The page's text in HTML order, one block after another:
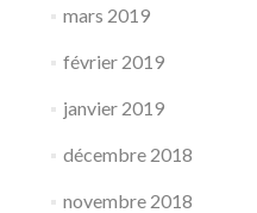
mars 2019
février 2019
janvier 2019
décembre 2018
novembre 2018